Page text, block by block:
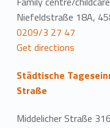
Niefeldstraße 18A,
0209/3 27 47
Get directions
Städtische
Straße
Middelicher Straße